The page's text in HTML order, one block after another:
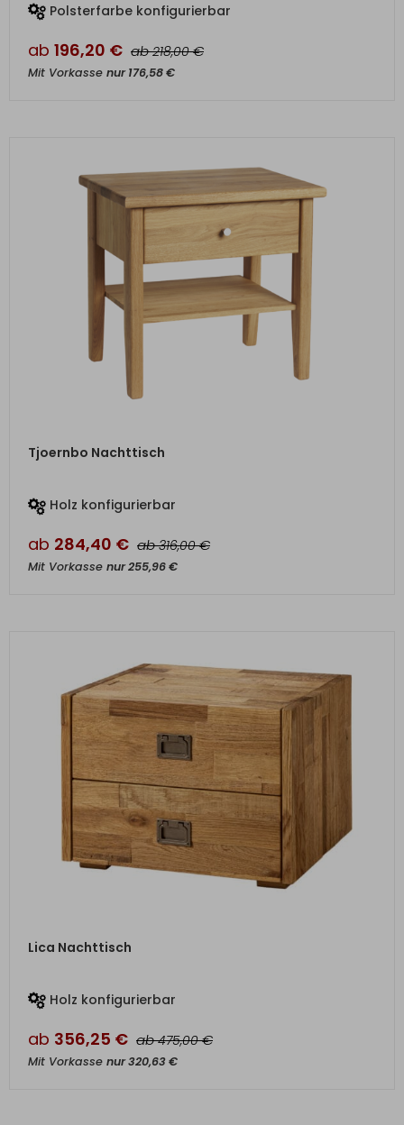
Polsterfarbe konfigurierbar
ab 196,20 € ab 218,00€
Mit Vorkasse nur176,58€
Tjoernbo Nachttisch
Holz konfigurierbar
ab 284,40 € ab 316,00€
Mit Vorkasse nur255,96€
Lica Nachttisch
Holz konfigurierbar
ab 356,25 € ab 475,00€
Mit Vorkasse nur320,63€